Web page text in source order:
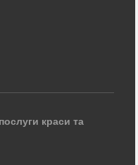
краси та